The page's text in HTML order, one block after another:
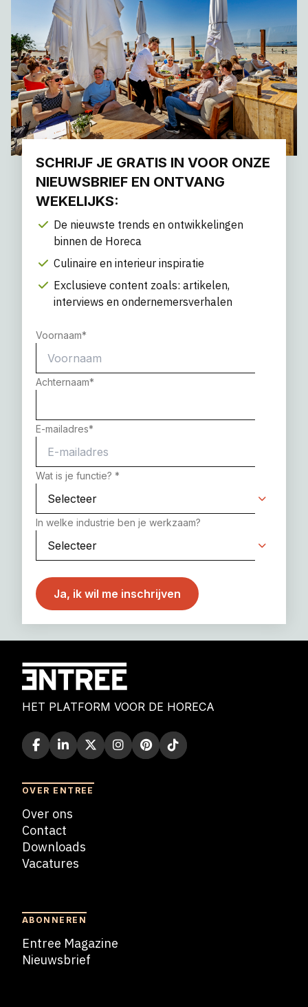
SCHRIJF JE GRATIS IN VOOR ONZE
NIEUWSBRIEF EN ONTVANG
WEKELIJKS:
De nieuwste trends en ontwikkelingen
binnen de Horeca
Culinaire en interieur inspiratie
Exclusieve content zoals: artikelen,
interviews en ondernemersverhalen
Voornaam*
Achternaam*
E-mailadres*
Wat is je functie? *
In welke industrie ben je werkzaam?
HET PLATFORM VOOR DE HORECA
OVER ENTREE
Over ons
Contact
Downloads
Vacatures
ABONNEREN
Entree Magazine
Nieuwsbrief